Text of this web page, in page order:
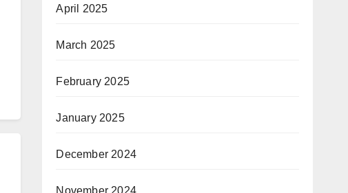
April 2025
March 2025
February 2025
January 2025
December 2024
November 2024